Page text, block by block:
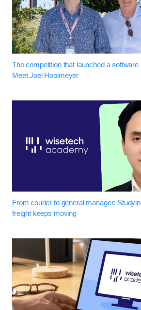
The competition that launched a software
Meet Joel Hooimeyer
From courier to general manager:
freight keeps moving